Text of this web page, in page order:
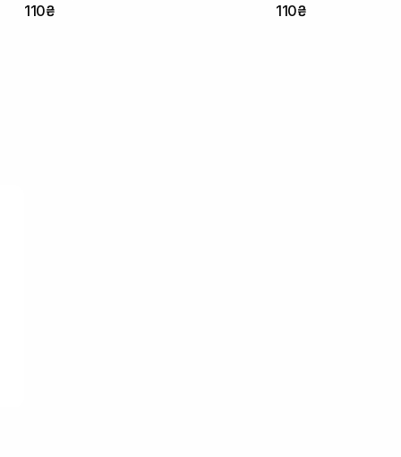
110₴
110₴